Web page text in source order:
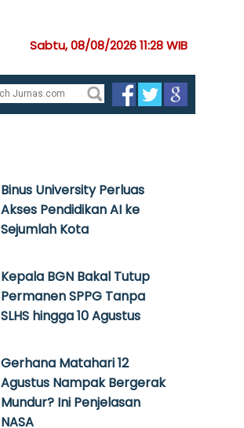
Sabtu, 08/08/2026 11:28 WIB
Binus University Perluas
Akses Pendidikan AI ke
Sejumlah Kota
Kepala BGN Bakal Tutup
Permanen SPPG Tanpa
SLHS hingga 10 Agustus
Gerhana Matahari 12
Agustus Nampak Bergerak
Mundur? Ini Penjelasan
NASA